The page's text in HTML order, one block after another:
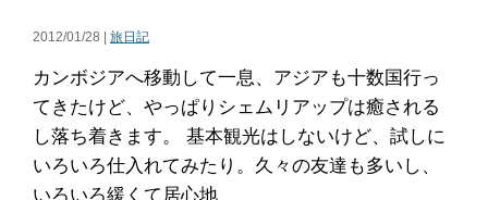
2012/01/28 | 旅日記
カンボジアへ移動して一息、アジアも十数国行っ
てきたけど、やっぱりシェムリアップは癒される
し落ち着きます。 基本観光はしないけど、試しに
いろいろ仕入れてみたり。久々の友達も多いし、
いろいろ緩くて居心地